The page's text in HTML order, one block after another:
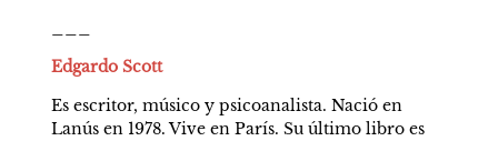
Edgardo Scott
Es escritor, músico y psicoanalista. Nació en
Lanús en 1978. Vive en París. Su último libro es